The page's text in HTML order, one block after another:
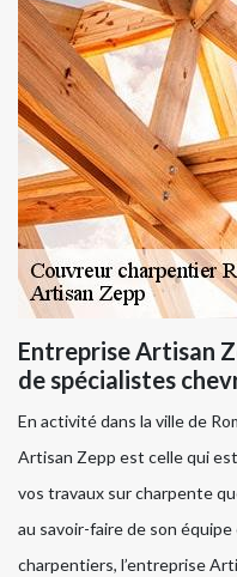
Entreprise Artisan
de spécialistes
En activité dans la ville de
Artisan Zepp est celle qui
vos travaux sur charpente
au savoir-faire de son
charpentiers, l’entreprise